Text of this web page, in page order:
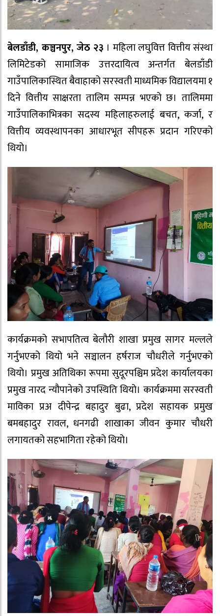
बेलडाँडी, कञ्चनपुर, जेठ २३ । महिला लघुवित्त वित्तीय संस्था
लिमिटेडको सामाजिक उत्तरदायित्व अन्तर्गत बेलडाँडी
गाउँपालिकास्थित बैवाहाको सरस्वती माध्यमिक विद्यालयमा १
दिने वित्तीय साक्षरता तालिम सम्पन्न भएको छ। तालिममा
गाउँपालिकाभित्रका सदस्य महिलाहरुलाई बचत, कर्जा, र
वित्तीय व्यवस्थापनका आधारभूत सीपहरू प्रदान गरिएको
थियो।
कार्यक्रमको सभापतित्व बेलौरी शाखा प्रमुख सागर मल्लले
गर्नुभएको थियो भने सञ्चालन हर्षराज चौधरीले गर्नुभएको
थियो। प्रमुख अतिथिका रूपमा सुदूरपश्चिम प्रदेश कार्यालयका
प्रमुख नारद न्यौपानेको उपस्थिति थियो। कार्यक्रममा सरस्वती
माविका प्रअ दीपेन्द्र बहादुर बुढा, प्रदेश सहायक प्रमुख
बमबहादुर रावल, धनगढी शाखाका जीवन कुमार चौधरी
लगायतको सहभागिता रहेको थियो।